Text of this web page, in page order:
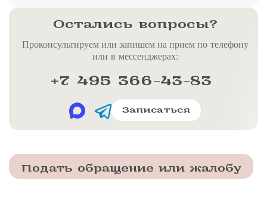
Остались вопросы?
Проконсультируем или запишем на прием по телефону
или в мессенджерах:
+7 495 366-43-83
Записаться
Подать обращение или жалобу